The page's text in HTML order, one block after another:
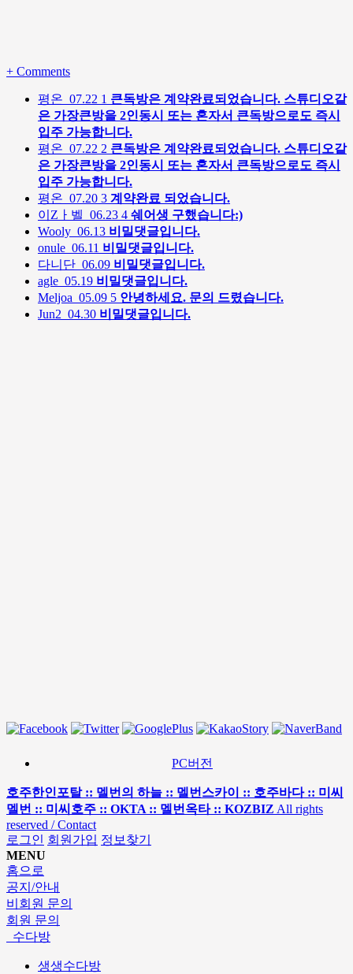
+ Comments
평온 07.22 1 큰독방은 계약완료되었습니다. 스튜디오같
은 가장큰방을 2인동시 또는 혼자서 큰독방으로도 즉시
입주 가능합니다.
평온 07.22 2 큰독방은 계약완료되었습니다. 스튜디오같
은 가장큰방을 2인동시 또는 혼자서 큰독방으로도 즉시
입주 가능합니다.
평온 07.20 3 계약완료 되었습니다.
이Zㅏ벨 06.23 4 쉐어생 구했습니다:)
Wooly 06.13 비밀댓글입니다.
onule 06.11 비밀댓글입니다.
다니단 06.09 비밀댓글입니다.
agle 05.19 비밀댓글입니다.
Meljoa 05.09 5 안녕하세요. 문의 드렸습니다.
Jun2 04.30 비밀댓글입니다.
PC버전
호주한인포탈 :: 멜번의 하늘 :: 멜번스카이 :: 호주바다 :: 미씨
멜번 :: 미씨호주 :: OKTA :: 멜번옥타 :: KOZBIZ All rights
reserved / Contact
로그인 회원가입 정보찾기
MENU
홈으로
공지/안내
비회원 문의
회원 문의
수다방
생생수다방